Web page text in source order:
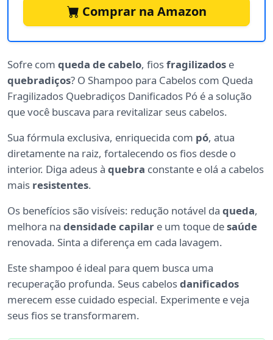
Comprar na Amazon
Sofre com queda de cabelo, fiosfragilizados e
quebradiços? O Shampoo para Cabelos com Queda
Fragilizados Quebradiços Danificados Pó é a solução
que você buscava para revitalizar seus cabelos.
Sua fórmula exclusiva, enriquecida com pó, atua
diretamente na raiz, fortalecendo os fios desde o
interior. Diga adeus à quebra constante e olá a cabelos
mais resistentes.
Os benefícios são visíveis: redução notável da queda,
melhora na densidade capilar e um toque desaúde
renovada. Sinta a diferença em cada lavagem.
Este shampoo é ideal para quem busca uma
recuperação profunda. Seus cabelosdanificados
merecem esse cuidado especial. Experimente e veja
seus fios se transformarem.